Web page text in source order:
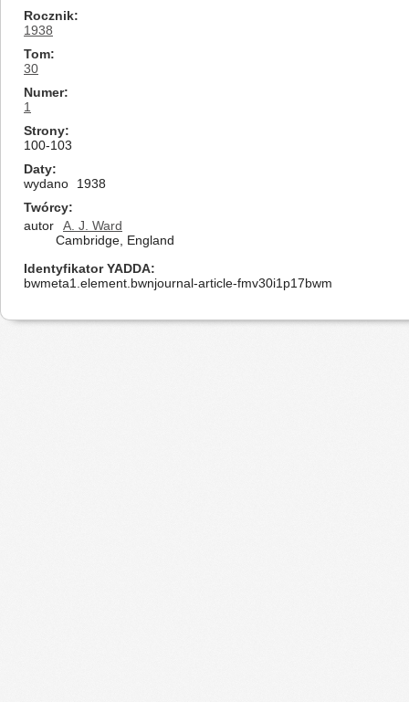
Rocznik
1938
Tom
30
Numer
1
Strony
100-103
Daty
wydano
1938
Twórcy
autor
A. J. Ward
Cambridge, England
Identyfikator YADDA
bwmeta1.element.bwnjournal-article-fmv30i1p17bwm